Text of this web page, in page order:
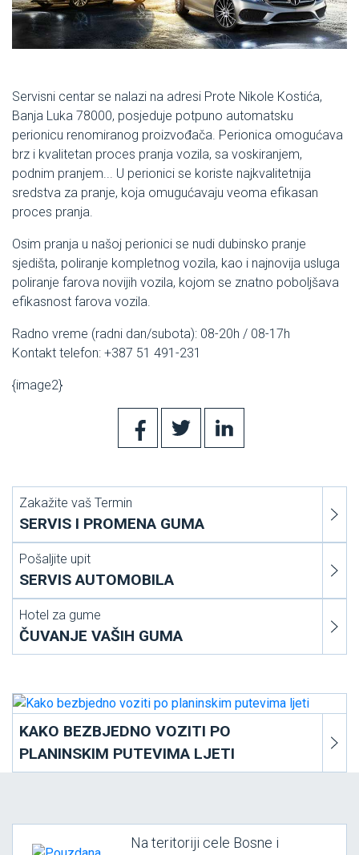
Servisni centar se nalazi na adresi Prote Nikole Kostića,
Banja Luka 78000, posjeduje potpuno automatsku
perionicu renomiranog proizvođača. Perionica omogućava
brz i kvalitetan proces pranja vozila, sa voskiranjem,
podnim pranjem... U perionici se koriste najkvalitetnija
sredstva za pranje, koja omugućavaju veoma efikasan
proces pranja.
Osim pranja u našoj perionici se nudi dubinsko pranje
sjedišta, poliranje kompletnog vozila, kao i najnovija usluga
poliranje farova novijih vozila, kojom se znatno poboljšava
efikasnost farova vozila.
Radno vreme (radni dan/subota): 08-20h / 08-17h
Kontakt telefon: +387 51 491-231
{image2}
Zakažite vaš Termin
SERVIS I PROMENA GUMA
Pošaljite upit
SERVIS AUTOMOBILA
Hotel za gume
ČUVANJE VAŠIH GUMA
KAKO BEZBJEDNO VOZITI PO
PLANINSKIM PUTEVIMA LJETI
Na teritoriji cele Bosne i